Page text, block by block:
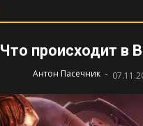
Что происходит в
Антон Пасечник -